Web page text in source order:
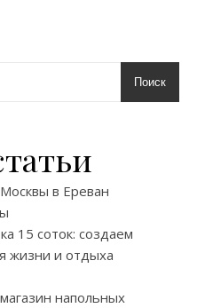
Поиск
в Ереван
15 соток: создаем
жизни и отдыха
напольных